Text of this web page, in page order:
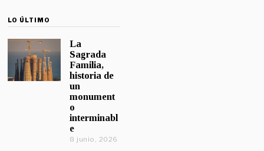
LO ÚLTIMO
La
Sagrada
Familia,
historia de
un
monument
o
interminabl
e
8 junio, 2026